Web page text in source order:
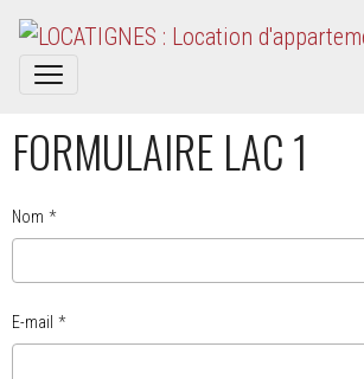
FORMULAIRE LAC 1
Nom
E-mail